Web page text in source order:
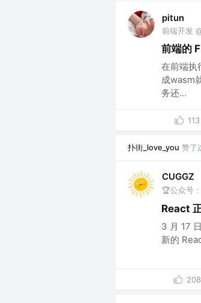
pitun
前端开发
前端的
在前端执
成wasm
务还...
113
扑街_love_you 赞了
CUGGZ
🏆公众号
React
3 月 17
新的
208